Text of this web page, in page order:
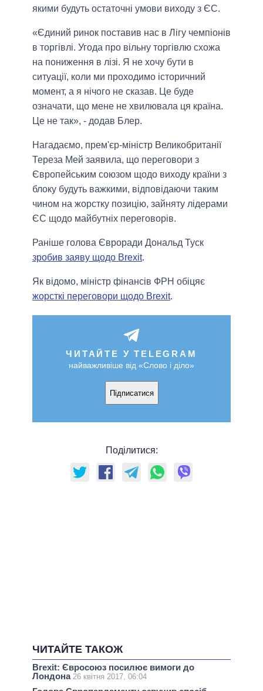
якими будуть остаточні умови виходу з ЄС.
«Єдиний ринок поставив нас в Лігу чемпіонів
в торгівлі. Угода про вільну торгівлю схожа
на пониження в лізі. Я не хочу бути в
ситуації, коли ми проходимо історичний
момент, а я нічого не сказав. Це буде
означати, що мене не хвилювала ця країна.
Це не так», - додав Блер.
Нагадаємо, прем'єр-міністр Великобританії
Тереза Мей заявила, що переговори з
Європейським союзом щодо виходу країни з
блоку будуть важкими, відповідаючи таким
чином на жорстку позицію, зайняту лідерами
ЄС щодо майбутніх переговорів.
Раніше голова Євроради Дональд Туск
зробив заяву щодо Brexit.
Як відомо, міністр фінансів ФРН обіцяє
жорсткі переговори щодо Brexit.
ЧИТАЙТЕ У TELEGRAM
найважливіше від «Слово і діло»
Підписатися
Поділитися:
ЧИТАЙТЕ ТАКОЖ
Brexit: Євросоюз посилює вимоги до
Лондона 26 квітня 2017, 06:04